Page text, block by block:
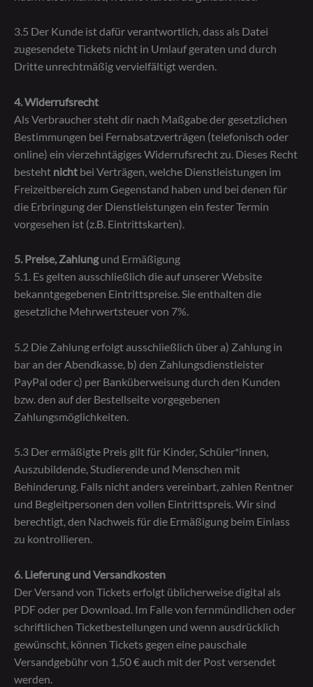
3.5 Der Kunde ist dafür verantwortlich, dass als Datei
zugesendete Tickets nicht in Umlauf geraten und durch
Dritte unrechtmäßig vervielfältigt werden.
4. Widerrufsrecht
Als Verbraucher steht dir nach Maßgabe der gesetzlichen
Bestimmungen bei Fernabsatzverträgen (telefonisch oder
online) ein vierzehntägiges Widerrufsrecht zu. Dieses Recht
besteht nicht bei Verträgen, welche Dienstleistungen im
Freizeitbereich zum Gegenstand haben und bei denen für
die Erbringung der Dienstleistungen ein fester Termin
vorgesehen ist (z.B. Eintrittskarten).
5. Preise, Zahlungund Ermäßigung
5.1. Es gelten ausschließlich die auf unserer Website
bekanntgegebenen Eintrittspreise. Sie enthalten die
gesetzliche Mehrwertsteuer von 7%.
5.2 Die Zahlung erfolgt ausschließlich über a) Zahlung in
bar an der Abendkasse, b) den Zahlungsdienstleister
PayPal oder c) per Banküberweisung durch den Kunden
bzw. den auf der Bestellseite vorgegebenen
Zahlungsmöglichkeiten.
5.3 Der ermäßigte Preis gilt für Kinder, Schüler*innen,
Auszubildende, Studierende und Menschen mit
Behinderung. Falls nicht anders vereinbart, zahlen Rentner
und Begleitpersonen den vollen Eintrittspreis. Wir sind
berechtigt, den Nachweis für die Ermäßigung beim Einlass
zu kontrollieren.
6. Lieferung und Versandkosten
Der Versand von Tickets erfolgt üblicherweise digital als
PDF oder per Download. Im Falle von fernmündlichen oder
schriftlichen Ticketbestellungen und wenn ausdrücklich
gewünscht, können Tickets gegen eine pauschale
Versandgebühr von 1,50 € auch mit der Post versendet
werden.